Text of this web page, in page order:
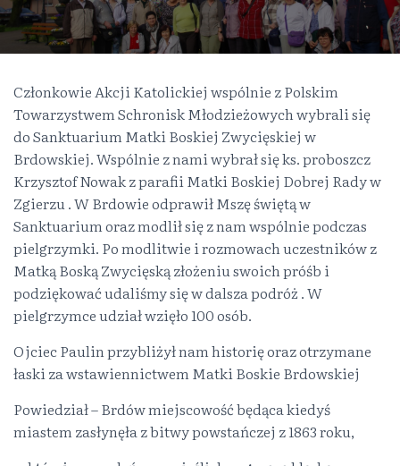
Członkowie Akcji Katolickiej wspólnie z Polskim
Towarzystwem Schronisk Młodzieżowych wybrali się
do Sanktuarium Matki Boskiej Zwycięskiej w
Brdowskiej. Wspólnie z nami wybrał się ks. proboszcz
Krzysztof Nowak z parafii Matki Boskiej Dobrej Rady w
Zgierzu . W Brdowie odprawił Mszę świętą w
Sanktuarium oraz modlił się z nam wspólnie podczas
pielgrzymki. Po modlitwie i rozmowach uczestników z
Matką Boską Zwycięską złożeniu swoich próśb i
podziękować udaliśmy się w dalsza podróż . W
pielgrzymce udział wzięło 100 osób.
Ojciec Paulin przybliżył nam historię oraz otrzymane
łaski za wstawiennictwem Matki Boskie Brdowskiej
Powiedział – Brdów miejscowość będąca kiedyś
miastem zasłynęła z bitwy powstańczej z 1863 roku,